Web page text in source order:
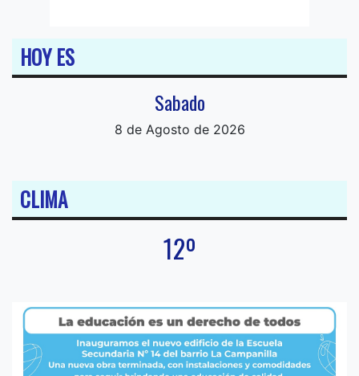
HOY ES
Sabado
8 de Agosto de 2026
CLIMA
12º